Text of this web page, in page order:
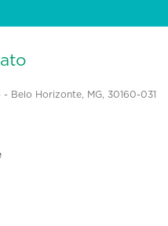
Belo Horizonte, MG, 30160-031